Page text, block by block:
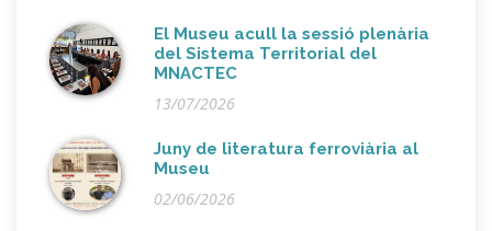
El Museu acull la sessió plenària
del Sistema Territorial del
MNACTEC
13/07/2026
Juny de literatura ferroviària al
Museu
02/06/2026